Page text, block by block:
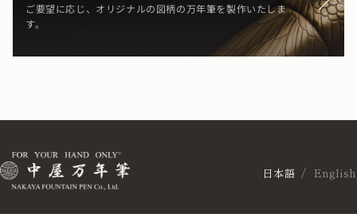
ご要望に応じ、オリジナルの図柄の万年筆を製作いたしま
す。
日本語 English